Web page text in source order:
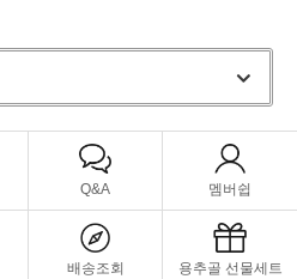
Q&A 멤버쉽
배송조회 용추골 선물세트